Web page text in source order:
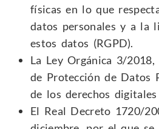
físicas en lo que
datos personales y a la
estos datos (RGPD).
La Ley Orgánica 3/
de Protección de Datos
de los derechos digitales
El Real Decreto 1720/